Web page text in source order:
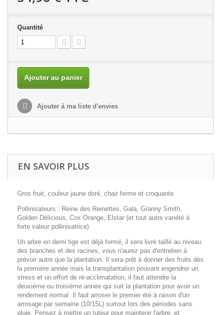
Quantité
Ajouter au panier
Ajouter à ma liste d'envies
EN SAVOIR PLUS
Gros fruit, couleur jaune doré, chair ferme et croquante.
Pollinisateurs : Reine des Reinettes, Gala, Granny Smith,
Golden Delicious, Cox Orange, Elstar (et tout autre variété à
forte valeur pollinisatrice)
Un arbre en demi tige est déjà formé, il sera livré taillé au niveau
des branches et des racines, vous n'aurez pas d'entretien à
prévoir autre que la plantation. Il sera prêt à donner des fruits dès
la première année mais la transplantation pouvant engendrer un
stress et un effort de ré-acclimatation, il faut attendre la
deuxième ou troisième année qui suit la plantation pour avoir un
rendement normal. Il faut arroser le premier été à raison d'un
arrosage par semaine (10/15L) surtout lors des périodes sans
pluie. Pensez à mettre un tuteur pour maintenir l'arbre, et